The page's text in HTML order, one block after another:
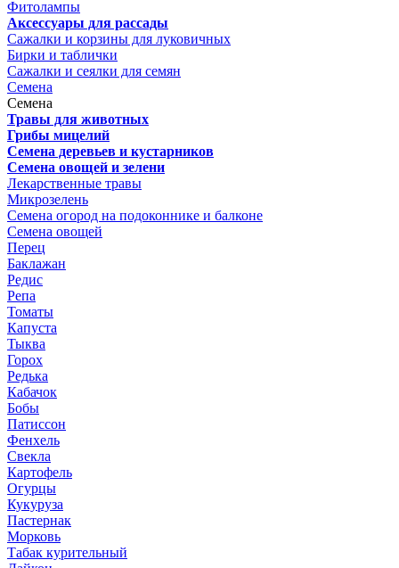
Фитолампы
Аксессуары для рассады
Сажалки и корзины для луковичных
Бирки и таблички
Сажалки и сеялки для семян
Семена
Семена
Травы для животных
Грибы мицелий
Семена деревьев и кустарников
Семена овощей и зелени
Лекарственные травы
Микрозелень
Семена огород на подоконнике и балконе
Семена овощей
Перец
Баклажан
Редис
Репа
Томаты
Капуста
Тыква
Горох
Редька
Кабачок
Бобы
Патиссон
Фенхель
Свекла
Картофель
Огурцы
Кукуруза
Пастернак
Морковь
Табак курительный